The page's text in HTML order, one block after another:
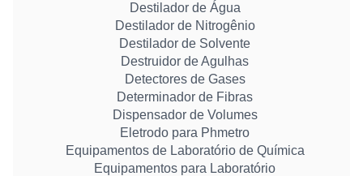
Destilador de Água
Destilador de Nitrogênio
Destilador de Solvente
Destruidor de Agulhas
Detectores de Gases
Determinador de Fibras
Dispensador de Volumes
Eletrodo para Phmetro
Equipamentos de Laboratório de Química
Equipamentos para Laboratório